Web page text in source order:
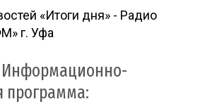
«Итоги дня» - Радио
г. Уфа
программа: